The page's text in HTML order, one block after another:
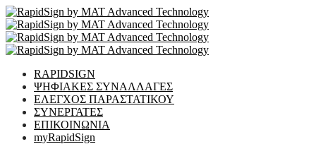
RAPIDSIGN
ΨΗΦΙΑΚΕΣ ΣΥΝΑΛΛΑΓΕΣ
ΕΛΕΓΧΟΣ ΠΑΡΑΣΤΑΤΙΚΟΥ
ΣΥΝΕΡΓΑΤΕΣ
ΕΠΙΚΟΙΝΩΝΙΑ
myRapidSign